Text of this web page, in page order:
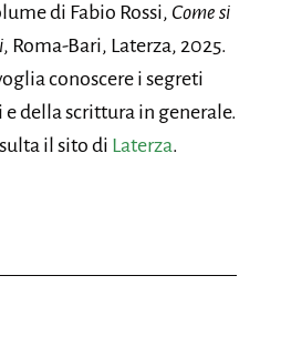
di Fabio Rossi, Come si
, Roma-Bari, Laterza, 2025.
conoscere i segreti
della scrittura in generale.
il sito di Laterza.